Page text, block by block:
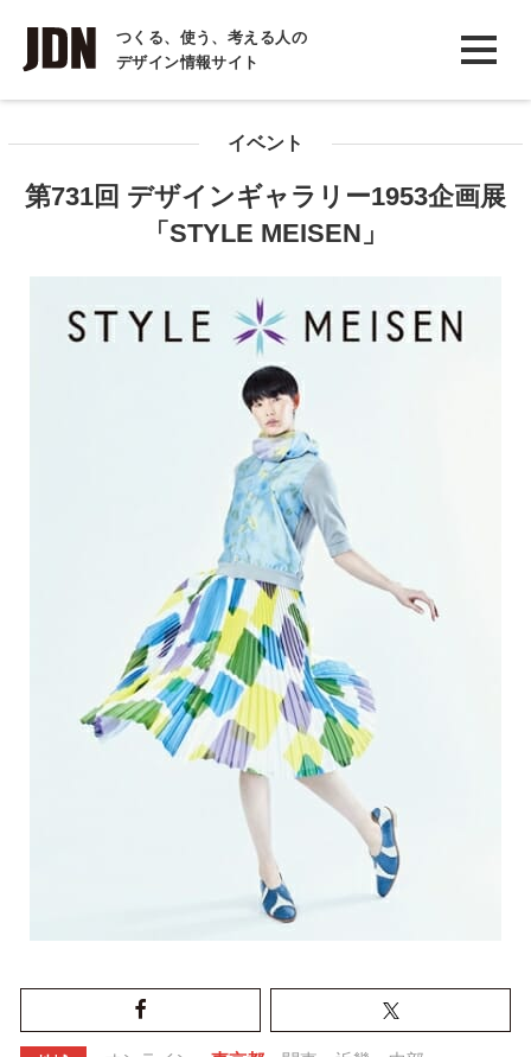
つくる、使う、考える人の
デザイン情報サイト
INTERVIEW
インタビュー
COLUMN
イベント
第731回 デザインギャラリー1953企画展
「STYLE MEISEN」